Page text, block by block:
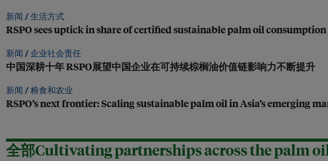
新闻 /生活方式
RSPO sees uptick in share of certified sustainable palm oil
新闻 /企业社会责任
中国深耕十年 RSPO展望中国企业在可持续棕榈油价值链影响力不断提升
新闻 /粮食和农业
RSPO’s next frontier: Scaling sustainable palm oil in Asia’s emerging
全部Cultivating partnerships across the palm